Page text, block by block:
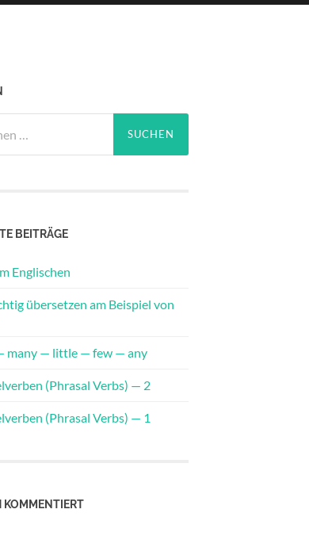
BEITRÄGE
Englischen
übersetzen am Beispiel von
many — little — few — any
(Phrasal Verbs) — 2
(Phrasal Verbs) — 1
KOMMENTIERT